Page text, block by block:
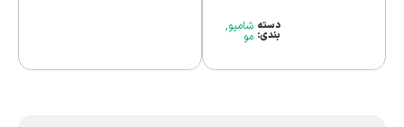
شامپو,
مو
دسته
بندی: